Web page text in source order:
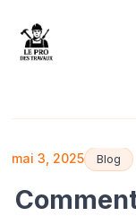
mai 3, 2025 Blog